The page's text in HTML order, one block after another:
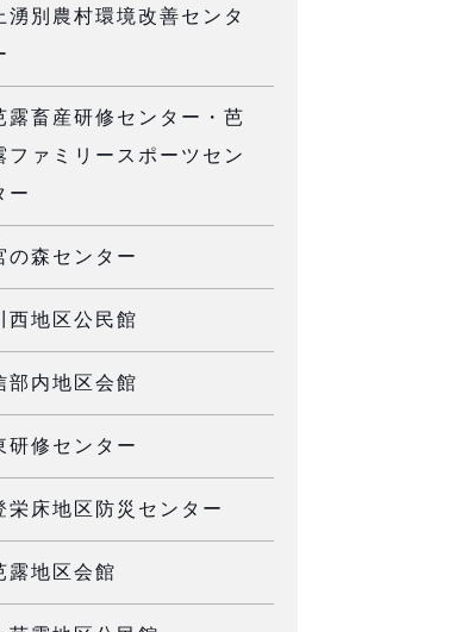
湧別農村環境改善センタ
露畜産研修センター・芭
ファミリースポーツセン
ー
の森センター
西地区公民館
部内地区会館
研修センター
栄床地区防災センター
露地区会館